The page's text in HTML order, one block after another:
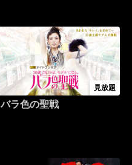
見放題
バラ色の聖戦